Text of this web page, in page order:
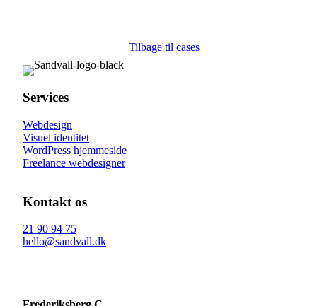
Tilbage til cases
Services
Webdesign
Visuel identitet
WordPress hjemmeside
Freelance webdesigner
Kontakt os
21 90 94 75
hello@sandvall.dk